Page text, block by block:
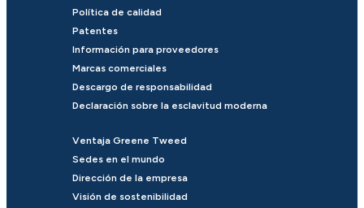
Política de calidad
Patentes
Información para proveedores
Marcas comerciales
Descargo de responsabilidad
Declaración sobre la esclavitud moderna
Ventaja Greene Tweed
Sedes en el mundo
Dirección de la empresa
Visión de sostenibilidad